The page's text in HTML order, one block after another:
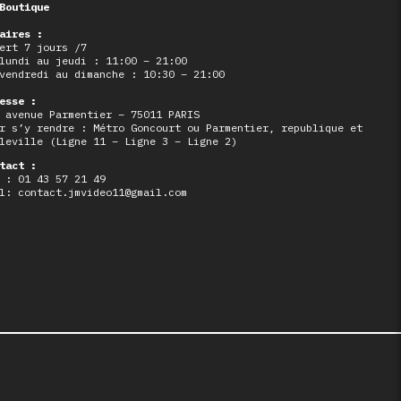
:
7 jours /7
lundi au jeudi : 11:00 – 21:00
au dimanche : 10:30 – 21:00
:
avenue Parmentier – 75011 PARIS
s’y rendre : Métro Goncourt ou Parmentier, republique et
(Ligne 11 – Ligne 3 – Ligne 2)
:
: 01 43 57 21 49
contact.jmvideo11@gmail.com